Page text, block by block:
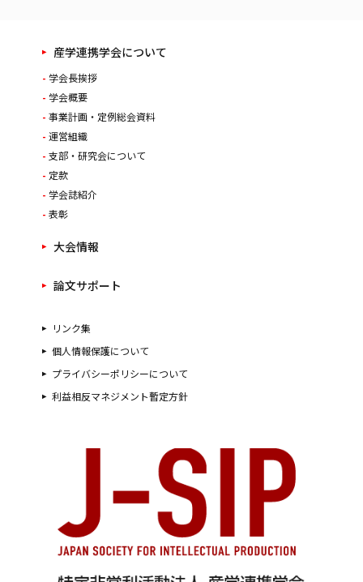
産学連携学会について
学会長挨拶
学会概要
事業計画・定例総会資料
運営組織
支部・研究会について
定款
学会誌紹介
表彰
大会情報
論文サポート
リンク集
個人情報保護について
プライバシーポリシーについて
利益相反マネジメント暫定方針